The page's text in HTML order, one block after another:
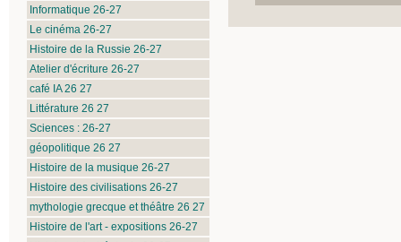
Informatique 26-27
Le cinéma 26-27
Histoire de la Russie 26-27
Atelier d'écriture 26-27
café IA 26 27
Littérature 26 27
Sciences : 26-27
géopolitique 26 27
Histoire de la musique 26-27
Histoire des civilisations 26-27
mythologie grecque et théâtre 26 27
Histoire de l'art - expositions 26-27